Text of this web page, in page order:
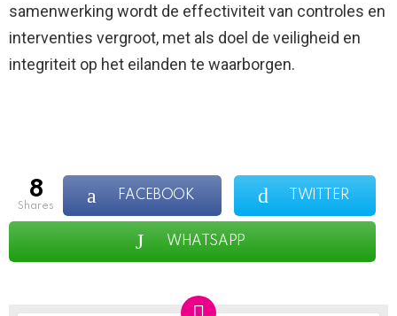
samenwerking wordt de effectiviteit van controles en
interventies vergroot, met als doel de veiligheid en
integriteit op het eilanden te waarborgen.
8
shares
FACEBOOK TWITTER
WHATSAPP